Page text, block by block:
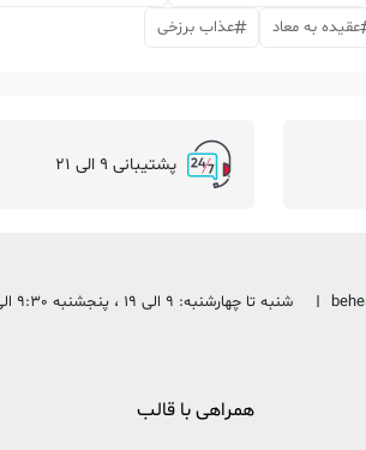
عقیده به معاد عذاب برزخی
پشتیبانی 9 الی 21
شنبه تا چهارشنبه: 9 الی 19 ، پنجشنبه 9:30 الی 13:30
همراهی با قالب